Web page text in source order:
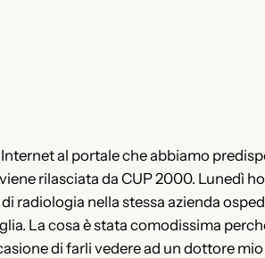
al portale che abbiamo
rilasciata da CUP 2000. Lunedì
radiologia nella stessa azienda
La cosa è stata comodissima
di farli vedere ad un dottore